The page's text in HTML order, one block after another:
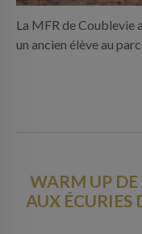
La MFR de Coublevie
un ancien élève au
WARM UP DE
AUX ÉCURIES